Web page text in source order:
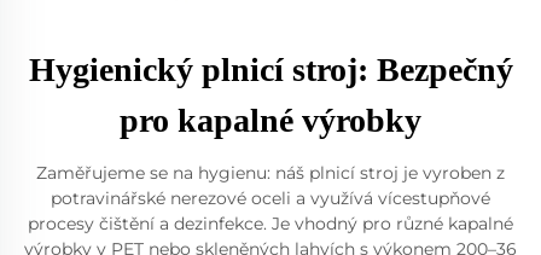
Hygienický plnicí stroj: Bezpečný
pro kapalné výrobky
Zaměřujeme se na hygienu: náš plnicí stroj je vyroben z
potravinářské nerezové oceli a využívá vícestupňové
procesy čištění a dezinfekce. Je vhodný pro různé kapalné
výrobky v PET nebo skleněných lahvích s výkonem 200–36